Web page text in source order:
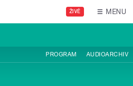
ŽIVĚ MENU
PROGRAM AUDIOARCHIV